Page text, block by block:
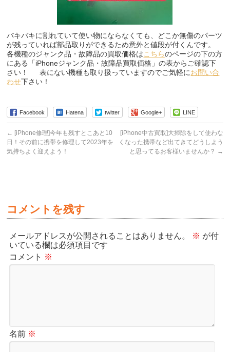
バキバキに割れていて使い物にならなくても、どこか無傷のパーツ
が残っていれば部品取りができるため意外と値段が付くんです。
各機種のジャンク品・故障品の買取価格はこちらのページの下の方
にある「iPhoneジャンク品・故障品買取価格」の表からご確認下
さい！ 表にない機種も取り扱っていますのでご気軽にお問い合
わせ下さい！
Facebook Hatena twitter Google+ LINE
← [iPhone修理]今年も残すとこあと10
日！その前に携帯を修理して2023年を
気持ちよく迎えよう！
[iPhone中古買取]大掃除をして使わな
くなった携帯など出てきてどうしよう
と思ってるお客様いませんか？ →
コメントを残す
メールアドレスが公開されることはありません。 ※ が付
いている欄は必須項目です
コメント ※
名前 ※